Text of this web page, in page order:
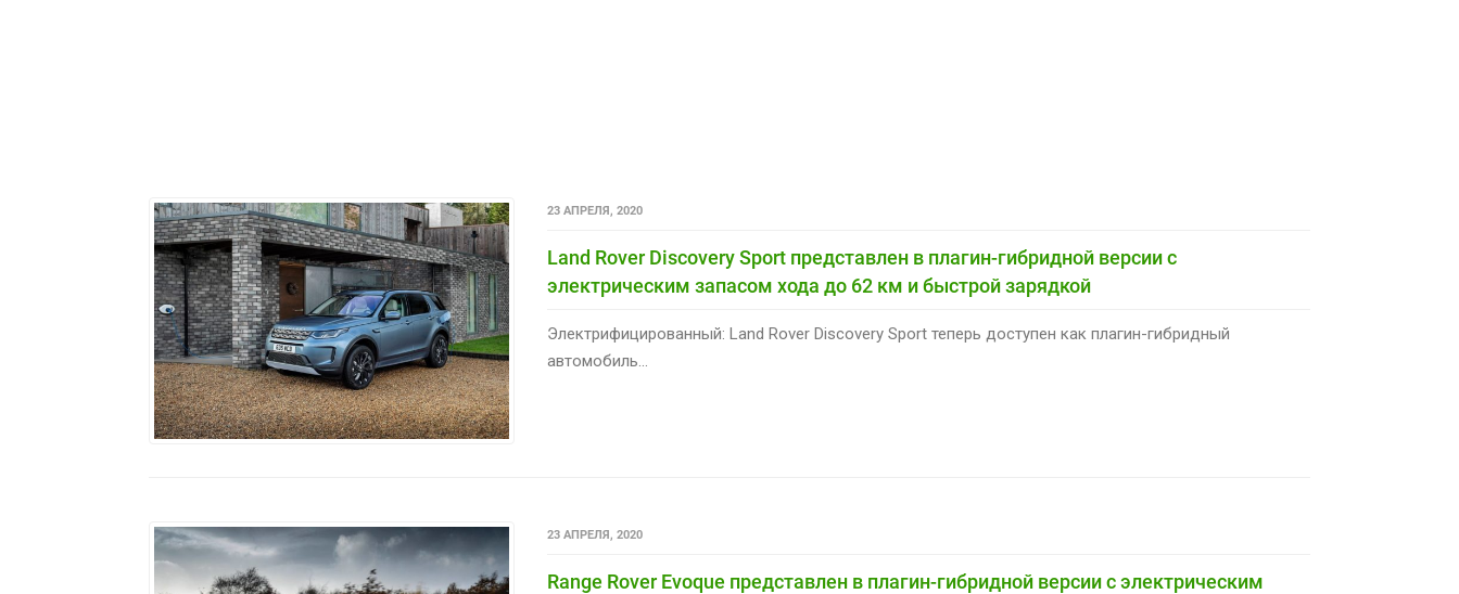
23 АПРЕЛЯ, 2020
Land Rover Discovery Sport представлен в плагин-гибридной версии с
электрическим запасом хода до 62 км и быстрой зарядкой
Электрифицированный: Land Rover Discovery Sport теперь доступен как плагин-гибридный
автомобиль...
23 АПРЕЛЯ, 2020
Range Rover Evoque представлен в плагин-гибридной версии с электрическим